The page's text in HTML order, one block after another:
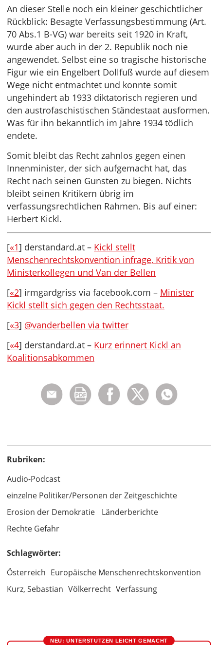
An dieser Stelle noch ein kleiner geschichtlicher
Rückblick: Besagte Verfassungsbestimmung (Art.
70 Abs.1 B-VG) war bereits seit 1920 in Kraft,
wurde aber auch in der 2. Republik noch nie
angewendet. Selbst eine so tragische historische
Figur wie ein Engelbert Dollfuß wurde auf diesem
Wege nicht entmachtet und konnte somit
ungehindert ab 1933 diktatorisch regieren und
den austrofaschistischen Ständestaat ausformen.
Was für ihn bekanntlich im Jahre 1934 tödlich
endete.
Somit bleibt das Recht zahnlos gegen einen
Innenminister, der sich aufgemacht hat, das
Recht nach seinen Gunsten zu biegen. Nichts
bleibt seinen Kritikern übrig im
verfassungsrechtlichen Rahmen. Bis auf einer:
Herbert Kickl.
[«1] derstandard.at – Kickl stellt
Menschenrechtskonvention infrage, Kritik von
Ministerkollegen und Van der Bellen
[«2] irmgardgriss via facebook.com – Minister
Kickl stellt sich gegen den Rechtsstaat.
[«3] @vanderbellen via twitter
[«4] derstandard.at – Kurz erinnert Kickl an
Koalitionsabkommen
Rubriken:
Audio-Podcast
einzelne Politiker/Personen der Zeitgeschichte
Erosion der Demokratie
Länderberichte
Rechte Gefahr
Schlagwörter:
Österreich Europäische Menschenrechtskonvention
Kurz, Sebastian Völkerrecht Verfassung
NEU: UNTERSTÜTZEN LEICHT GEMACHT